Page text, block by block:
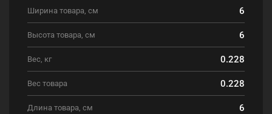
Ширина товара, см 6
Высота товара, см 6
Вес, кг 0.228
Вес товара 0.228
Длина товара, см 6